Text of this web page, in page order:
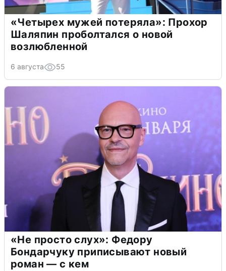
«Четырех мужей потеряла»: Прохор
Шаляпин проболтался о новой
возлюбленной
6 августа 55
«Не просто слух»: Федору
Бондарчуку приписывают новый
роман — с кем